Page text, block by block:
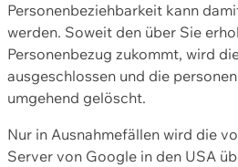
Personenbeziehbarkeit kann
werden. Soweit den über Sie
Personenbezug zukommt, wird
ausgeschlossen und die
umgehend gelöscht.
Nur in Ausnahmefällen wird die
Server von Google in den USA